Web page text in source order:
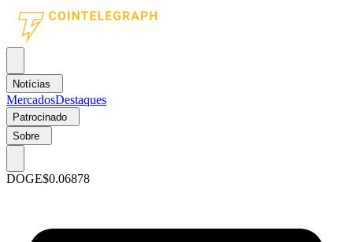
Notícias
MercadosDestaques
Patrocinado
Sobre
DOGE$0.06878